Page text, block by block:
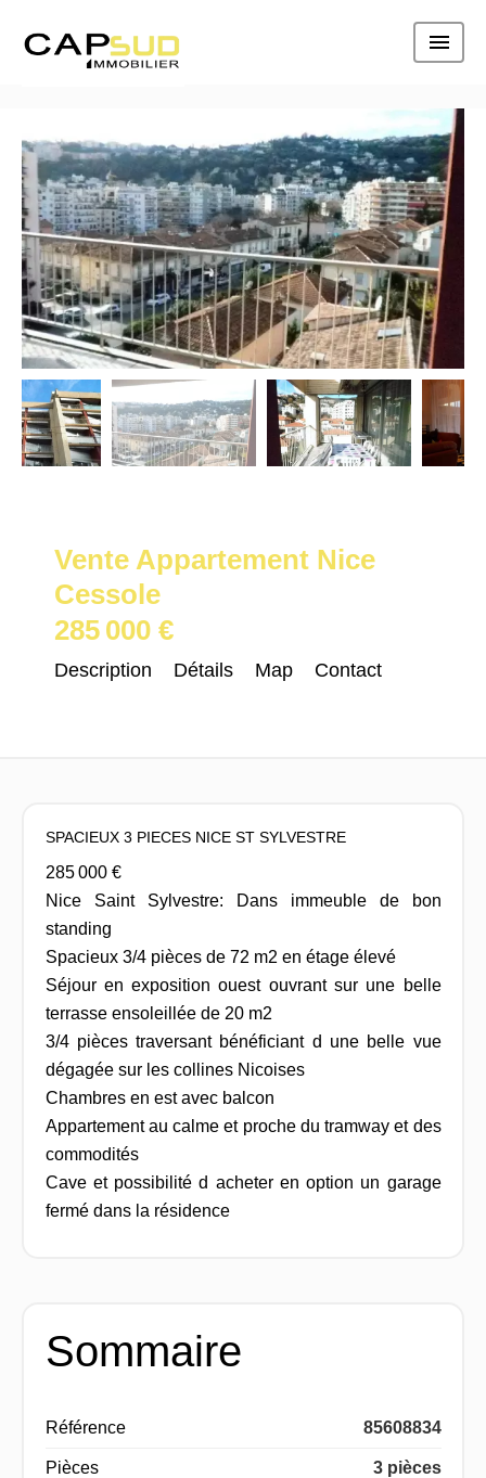
Vente Appartement Nice
Cessole
285 000 €
Description Détails Map Contact
SPACIEUX 3 PIECES NICE ST SYLVESTRE
285 000 €
Nice Saint Sylvestre: Dans immeuble de bon
standing
Spacieux 3/4 pièces de 72 m2 en étage élevé
Séjour en exposition ouest ouvrant sur une belle
terrasse ensoleillée de 20 m2
3/4 pièces traversant bénéficiant d une belle vue
dégagée sur les collines Nicoises
Chambres en est avec balcon
Appartement au calme et proche du tramway et des
commodités
Cave et possibilité d acheter en option un garage
fermé dans la résidence
Sommaire
Référence 85608834
Pièces 3 pièces